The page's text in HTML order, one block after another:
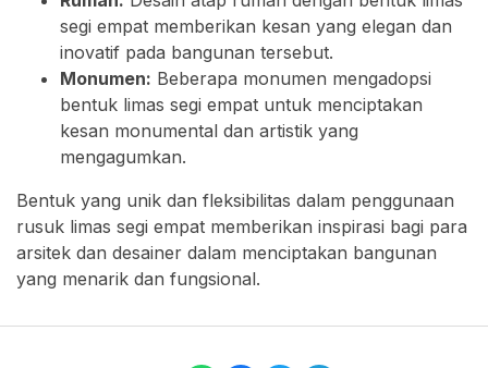
segi empat memberikan kesan yang elegan dan
inovatif pada bangunan tersebut.
Monumen: Beberapa monumen mengadopsi
bentuk limas segi empat untuk menciptakan
kesan monumental dan artistik yang
mengagumkan.
Bentuk yang unik dan fleksibilitas dalam penggunaan
rusuk limas segi empat memberikan inspirasi bagi para
arsitek dan desainer dalam menciptakan bangunan
yang menarik dan fungsional.